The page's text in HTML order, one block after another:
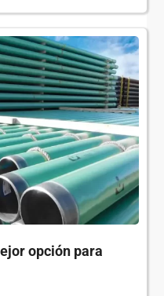
opción para